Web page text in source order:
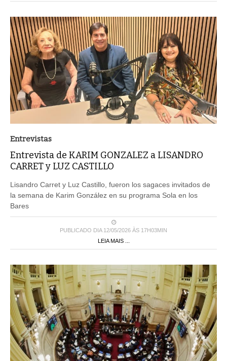
Entrevistas
Entrevista de KARIM GONZALEZ a LISANDRO
CARRET y LUZ CASTILLO
Lisandro Carret y Luz Castillo, fueron los sagaces invitados de
la semana de Karim González en su programa Sola en los
Bares
PUBLICADO DIA 12/05/2026 ÀS 17H03MIN
LEIA MAIS ...